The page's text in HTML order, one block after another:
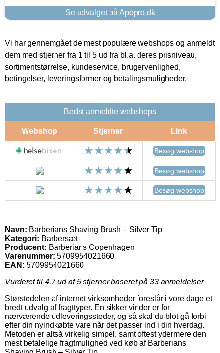
Se udvalget på Apopro.dk
Vi har gennemgået de mest populære webshops og anmeldt
dem med stjerner fra 1 til 5 ud fra bl.a. deres prisniveau,
sortimentstørrelse, kundeservice, brugervenlighed,
betingelser, leveringsformer og betalingsmuligheder.
Bedst anmeldte webshops
Webshop Stjerner Link
Besøg webshop
Besøg webshop
Besøg webshop
Navn: Barberians Shaving Brush – Silver Tip
Kategori: Barbersæt
Producent: Barberians Copenhagen
Varenummer: 5709954021660
EAN: 5709954021660
Vurderet til 4.7ud af 5 stjerner baseret på 33 anmeldelser
Størstedelen af internet virksomheder foreslår i vore dage et
bredt udvalg af fragttyper. En sikker vinder er for
nærværende udleveringssteder, og så skal du blot gå forbi
efter din nyindkøbte vare når det passer ind i din hverdag.
Metoden er altså virkelig simpel, samt oftest ydermere den
mest betalelige fragtmulighed ved køb af Barberians